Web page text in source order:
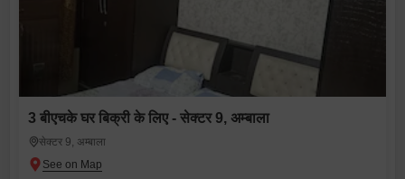
3 बीएचके घर बिक्री के लिए - सेक्टर 9, अम्बाला
सेक्टर 9, अम्बाला